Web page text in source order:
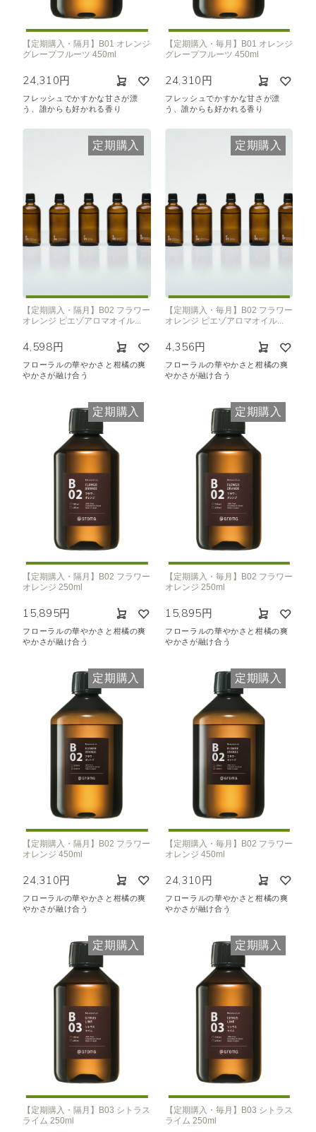
【定期購入・隔月】B01 オレンジ
グレープフルーツ 450ml
24,310円
フレッシュでかすかな甘さが漂
う、誰からも好かれる香り
【定期購入・毎月】B01 オレンジ
グレープフルーツ 450ml
24,310円
フレッシュでかすかな甘さが漂
う、誰からも好かれる香り
定期購入
【定期購入・隔月】B02 フラワー
オレンジ ピエゾアロマオイル...
4,598円
フローラルの華やかさと柑橘の爽
やかさが融け合う
定期購入
【定期購入・毎月】B02 フラワー
オレンジ ピエゾアロマオイル...
4,356円
フローラルの華やかさと柑橘の爽
やかさが融け合う
定期購入
【定期購入・隔月】B02 フラワー
オレンジ 250ml
15,895円
フローラルの華やかさと柑橘の爽
やかさが融け合う
定期購入
【定期購入・毎月】B02 フラワー
オレンジ 250ml
15,895円
フローラルの華やかさと柑橘の爽
やかさが融け合う
定期購入
【定期購入・隔月】B02 フラワー
オレンジ 450ml
24,310円
フローラルの華やかさと柑橘の爽
やかさが融け合う
定期購入
【定期購入・毎月】B02 フラワー
オレンジ 450ml
24,310円
フローラルの華やかさと柑橘の爽
やかさが融け合う
定期購入
【定期購入・隔月】B03 シトラス
ライム 250ml
定期購入
【定期購入・毎月】B03 シトラス
ライム 250ml